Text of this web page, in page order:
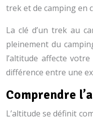
trek et de camping en
La clé d’un trek au
pleinement du
l’altitude affecte
différence entre une
Comprendre
L’altitude se définit